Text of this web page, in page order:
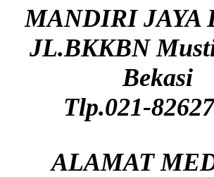
MANDIRI JAYA
JL.BKKBN
Bekasi
Tlp.021-
ALAMAT